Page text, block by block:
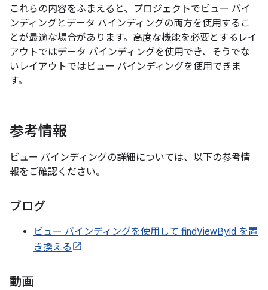
これらの内容をふまえると、プロジェクトでビュー バイ
ンディングとデータ バインディングの両方を使用するこ
とが最適な場合があります。高度な機能を必要とするレイ
アウトではデータ バインディングを使用でき、そうでな
いレイアウトではビュー バインディングを使用できま
す。
参考情報
ビュー バインディングの詳細については、以下の参考情
報をご確認ください。
ブログ
ビュー バインディングを使用して findViewById を置
き換える
動画